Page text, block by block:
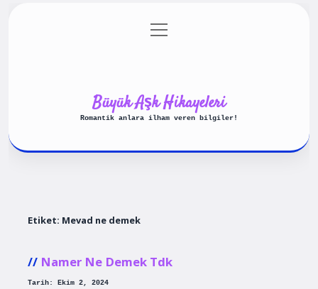
Gizlilik Politikası
menüyü
aç
Büyük Aşk Hikayeleri
Romantik anlara ilham veren bilgiler!
Etiket: Mevad ne demek
Namer Ne Demek Tdk
Tarih: Ekim 2, 2024